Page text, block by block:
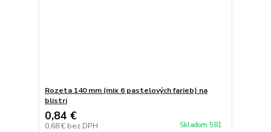
Rozeta 140 mm (mix 6 pastelových farieb) na
blistri
0,84 €
0,68 € bez DPH Skladom 581